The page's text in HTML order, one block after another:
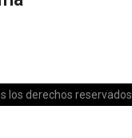
los derechos reservados